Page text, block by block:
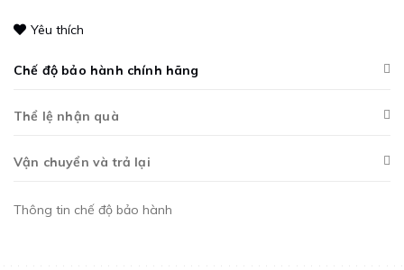
Yêu thích
Chế độ bảo hành chính hãng
Thể lệ nhận quà
Vận chuyển và trả lại
Thông tin chế độ bảo hành